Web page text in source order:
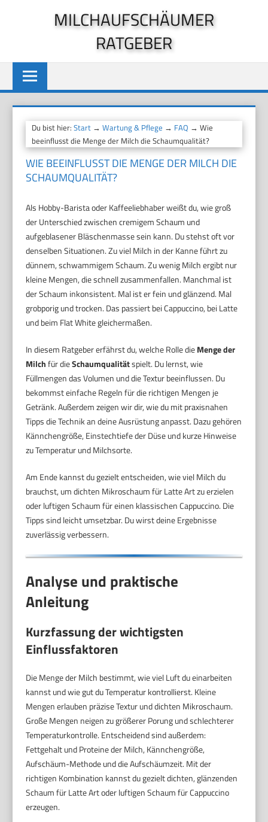
MILCHAUFSCHÄUMER
RATGEBER
Du bist hier:Start →Wartung & Pflege → FAQ → Wie
beeinflusst die Menge der Milch die Schaumqualität?
WIE BEEINFLUSST DIE MENGE DER MILCH DIE
SCHAUMQUALITÄT?
Als Hobby-Barista oder Kaffeeliebhaber weißt du, wie groß
der Unterschied zwischen cremigem Schaum und
aufgeblasener Bläschenmasse sein kann. Du stehst oft vor
denselben Situationen. Zu viel Milch in der Kanne führt zu
dünnem, schwammigem Schaum. Zu wenig Milch ergibt nur
kleine Mengen, die schnell zusammenfallen. Manchmal ist
der Schaum inkonsistent. Mal ist er fein und glänzend. Mal
grobporig und trocken. Das passiert bei Cappuccino, bei Latte
und beim Flat White gleichermaßen.
In diesem Ratgeber erfährst du, welche Rolle dieMenge der
Milchfür dieSchaumqualitätspielt. Du lernst, wie
Füllmengen das Volumen und die Textur beeinflussen. Du
bekommst einfache Regeln für die richtigen Mengen je
Getränk. Außerdem zeigen wir dir, wie du mit praxisnahen
Tipps die Technik an deine Ausrüstung anpasst. Dazu gehören
Kännchengröße, Einstechtiefe der Düse und kurze Hinweise
zu Temperatur und Milchsorte.
Am Ende kannst du gezielt entscheiden, wie viel Milch du
brauchst, um dichten Mikroschaum für Latte Art zu erzielen
oder luftigen Schaum für einen klassischen Cappuccino. Die
Tipps sind leicht umsetzbar. Du wirst deine Ergebnisse
zuverlässig verbessern.
Analyse und praktische
Anleitung
Kurzfassung der wichtigsten
Einflussfaktoren
Die Menge der Milch bestimmt, wie viel Luft du einarbeiten
kannst und wie gut du Temperatur kontrollierst. Kleine
Mengen erlauben präzise Textur und dichten Mikroschaum.
Große Mengen neigen zu größerer Porung und schlechterer
Temperaturkontrolle. Entscheidend sind außerdem:
Fettgehalt und Proteine der Milch, Kännchengröße,
Aufschäum-Methode und die Aufschäumzeit. Mit der
richtigen Kombination kannst du gezielt dichten, glänzenden
Schaum für Latte Art oder luftigen Schaum für Cappuccino
erzeugen.